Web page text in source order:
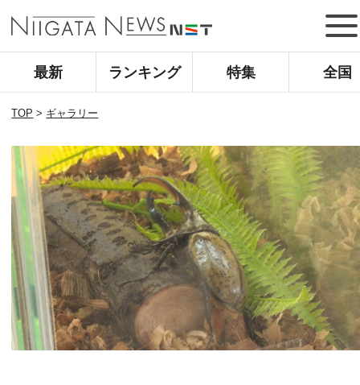
最新 ランキング 特集 全国
TOP > ギャラリー